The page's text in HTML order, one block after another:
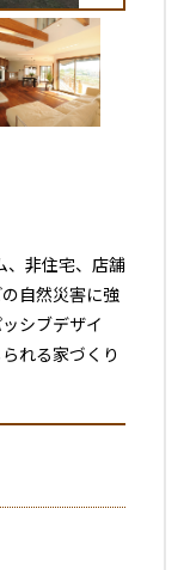
、非住宅、店舗
自然災害に強
シブデザイ
れる家づくり